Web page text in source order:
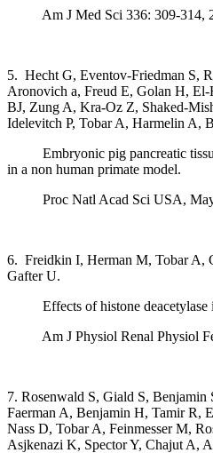
Am J Med Sci 336: 309-314,
5. Hecht G, Eventov-Friedman S,
Aronovich a, Freud E, Golan H,
BJ, Zung A, Kra-Oz Z, Shaked-
Idelevitch P, Tobar A, Harmelin A,
Embryonic pig pancreatic tissue
in a non human primate model.
Proc Natl Acad Sci USA, May,
6. Freidkin I, Herman M, Tobar A,
Gafter U.
Effects of histone deacetylase
Am J Physiol Renal Physiol
7. Rosenwald S, Giald S,
Faerman A, Benjamin H, Tamir R,
Nass D, Tobar A, Feinmesser M,
Asjkenazi K, Spector Y, Chajut A,